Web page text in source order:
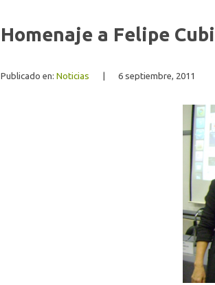
Homenaje a Felipe
Publicado en: Noticias 6 septiembre, 2011